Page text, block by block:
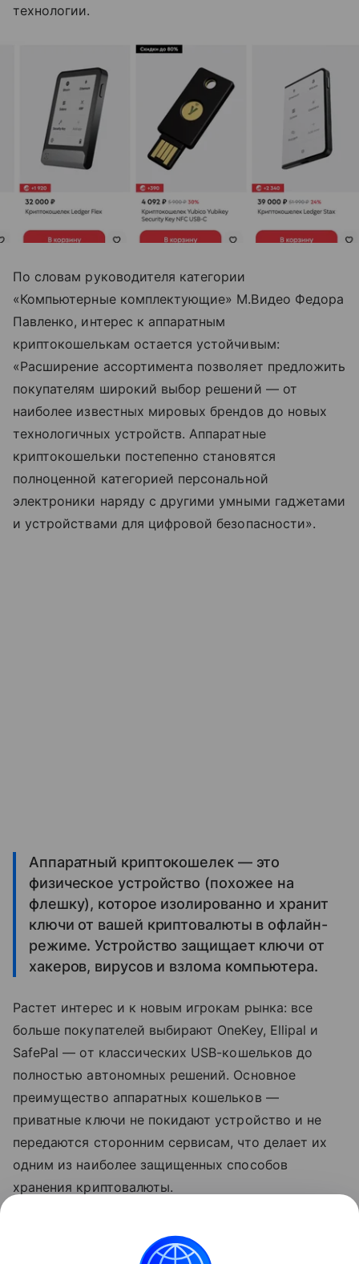
технологии.
По словам руководителя категории
«Компьютерные комплектующие» М.Видео Федора
Павленко, интерес к аппаратным
криптокошелькам остается устойчивым:
«Расширение ассортимента позволяет предложить
покупателям широкий выбор решений — от
наиболее известных мировых брендов до новых
технологичных устройств. Аппаратные
криптокошельки постепенно становятся
полноценной категорией персональной
электроники наряду с другими умными гаджетами
и устройствами для цифровой безопасности».
Аппаратный криптокошелек — это
физическое устройство (похожее на
флешку), которое изолированно и хранит
ключи от вашей криптовалюты в офлайн-
режиме. Устройство защищает ключи от
хакеров, вирусов и взлома компьютера.
Растет интерес и к новым игрокам рынка: все
больше покупателей выбирают OneKey, Ellipal и
SafePal — от классических USB-кошельков до
полностью автономных решений. Основное
преимущество аппаратных кошельков —
приватные ключи не покидают устройство и не
передаются сторонним сервисам, что делает их
одним из наиболее защищенных способов
хранения криптовалюты.
активнее скупать криптокошельки.